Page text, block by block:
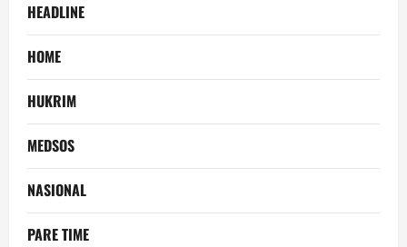
HEADLINE
HOME
HUKRIM
MEDSOS
NASIONAL
PARE TIME